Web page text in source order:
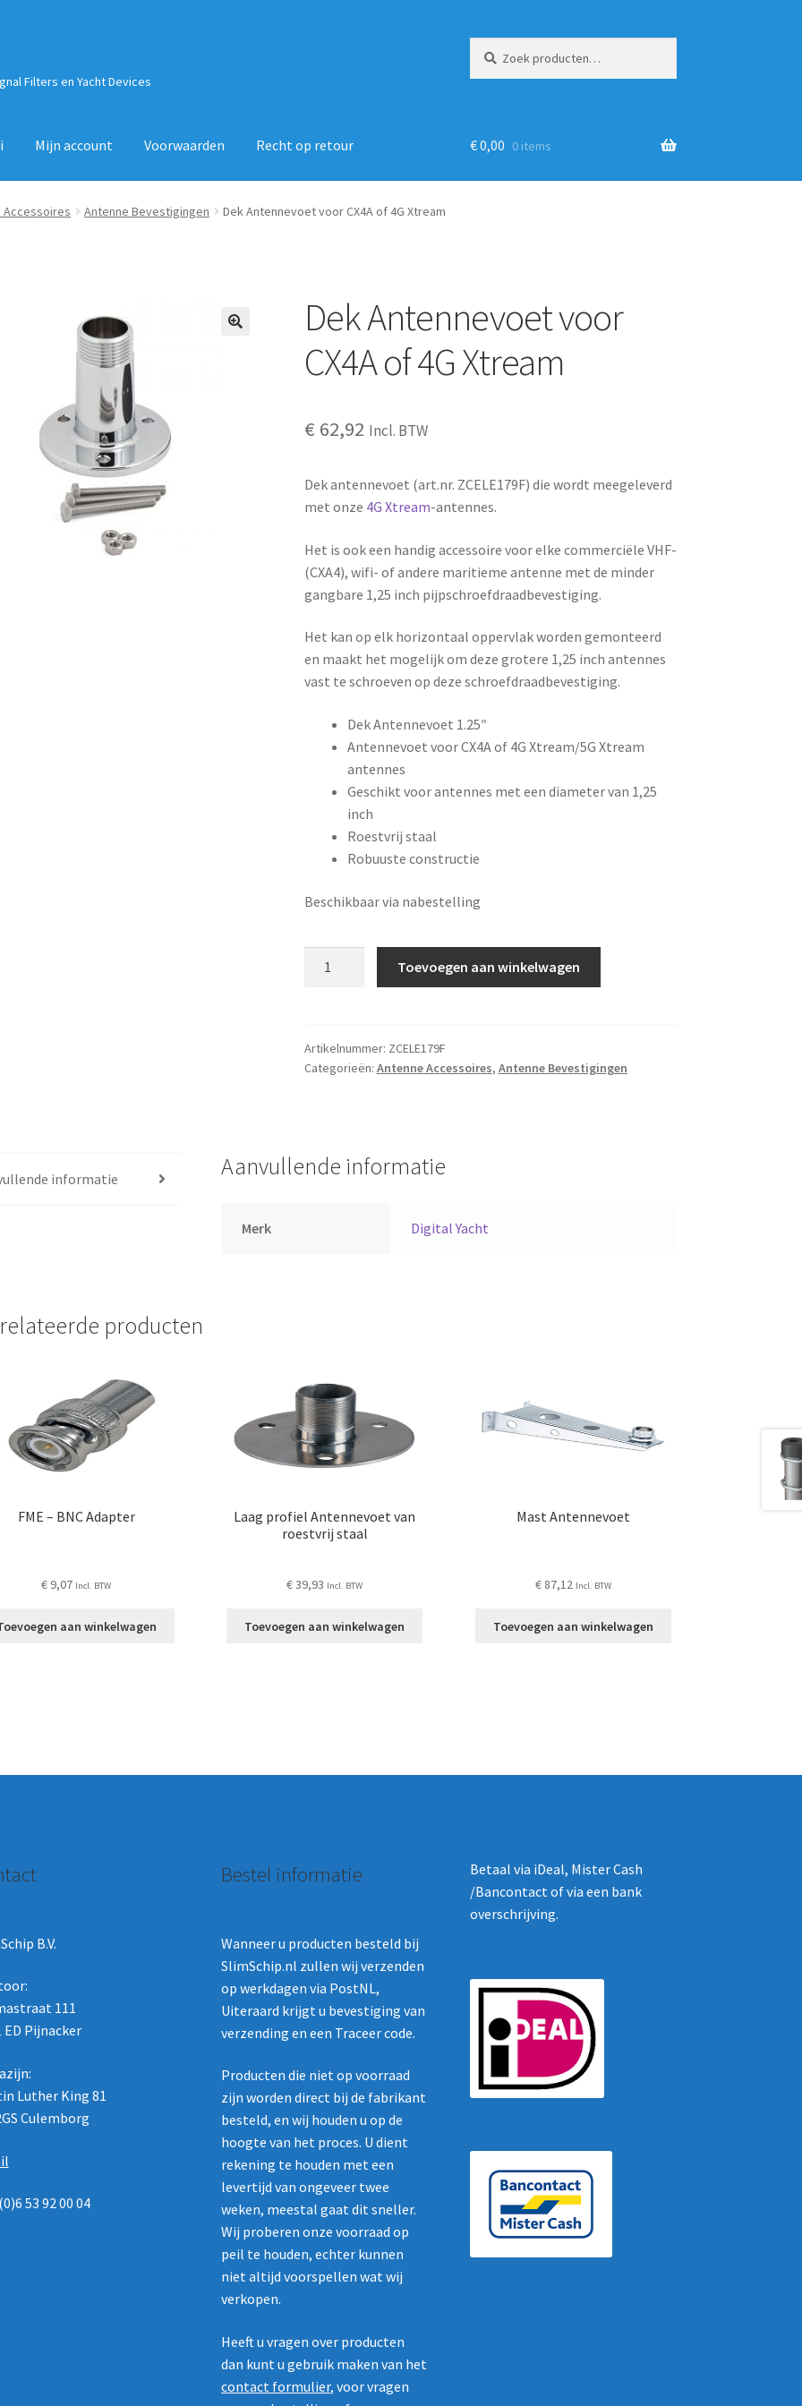
Filters en Yacht Devices
naar:
Mijn account Voorwaarden Recht op retour €0,00 0 items
Accessoires Antenne Bevestigingen Dek Antennevoet voor CX4A of 4G Xtream
Dek Antennevoet voor
CX4A of 4G Xtream
€ 62,92 Incl. BTW
Dek antennevoet (art.nr. ZCELE179F) die wordt meegeleverd
met onze 4G Xtream-antennes.
Het is ook een handig accessoire voor elke commerciële VHF-
(CXA4), wifi- of andere maritieme antenne met de minder
gangbare 1,25 inch pijpschroefdraadbevestiging.
Het kan op elk horizontaal oppervlak worden gemonteerd
en maakt het mogelijk om deze grotere 1,25 inch antennes
vast te schroeven op deze schroefdraadbevestiging.
Dek Antennevoet 1.25″
Antennevoet voor CX4A of 4G Xtream/5G Xtream
antennes
Geschikt voor antennes met een diameter van 1,25
inch
Roestvrij staal
Robuuste constructie
Beschikbaar via nabestelling
of
4G
Toevoegen aan winkelwagen
Artikelnummer: ZCELE179F
Categorieën: Antenne Accessoires, Antenne Bevestigingen
informatie Aanvullende informatie
Merk Digital Yacht
producten
FME – BNC Adapter
€ 9,07 Incl. BTW
aan winkelwagen
Laag profiel Antennevoet van
roestvrij staal
€39,93 Incl. BTW
Toevoegen aan winkelwagen
Mast Antennevoet
€87,12 Incl. BTW
Toevoegen aan winkelwagen
B.V.
111
ED Pijnacker
Luther King 81
Culemborg
53 92 00 04
Bestel informatie
Wanneer u producten besteld bij
SlimSchip.nl zullen wij verzenden
op werkdagen via PostNL,
Uiteraard krijgt u bevestiging van
verzending en een Traceer code.
Producten die niet op voorraad
zijn worden direct bij de fabrikant
besteld, en wij houden u op de
hoogte van het proces. U dient
rekening te houden met een
levertijd van ongeveer twee
weken, meestal gaat dit sneller.
Wij proberen onze voorraad op
peil te houden, echter kunnen
niet altijd voorspellen wat wij
verkopen.
Heeft u vragen over producten
dan kunt u gebruik maken van het
contact formulier, voor vragen
Betaal via iDeal, Mister Cash
/Bancontact of via een bank
overschrijving.